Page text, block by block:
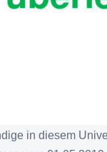
in diesem